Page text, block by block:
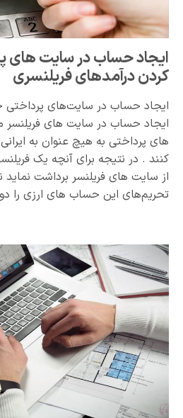
ایجاد حساب در سایت های
کردن درآمدهای فریلنسری
ایجاد حساب در سایت‌های پرداختی
ایجاد حساب در سایت های فریلنسر
های پرداختی به هیچ عنوان به
کنند . در نتیجه برای آنچه یک
از سایت های فریلنسر برداشت نماید
تحریم‌های این حساب های ارزی را